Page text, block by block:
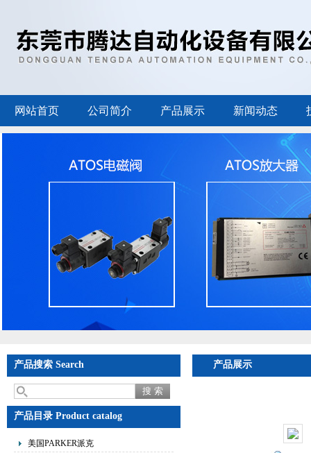
网站首页 公司简介 产品展示 新闻动态
产品搜索 Search
产品目录 Product catalog
美国PARKER派克
产品展示